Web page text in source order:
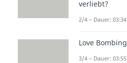
verliebt?
2/4 – Dauer: 03:34
Love Bombing
3/4 – Dauer: 03:55